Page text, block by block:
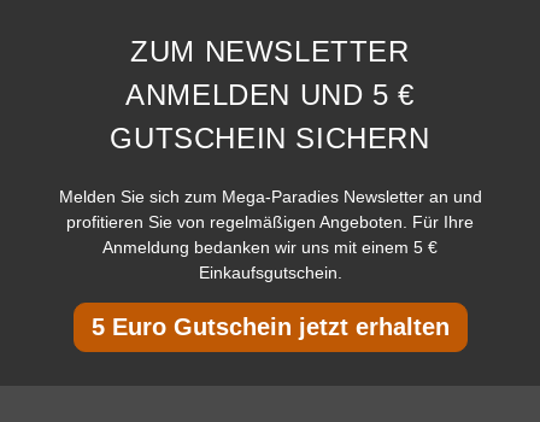
ZUM NEWSLETTER
ANMELDEN UND 5 €
GUTSCHEIN SICHERN
Melden Sie sich zum Mega-Paradies Newsletter an und
profitieren Sie von regelmäßigen Angeboten. Für Ihre
Anmeldung bedanken wir uns mit einem 5 €
Einkaufsgutschein.
5 Euro Gutschein jetzt erhalten